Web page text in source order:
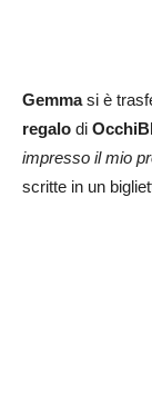
Gemmasi è
regalo di
impresso il mio
scritte in un